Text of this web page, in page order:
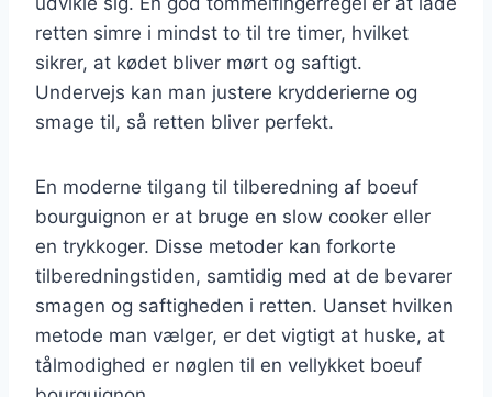
retten simre i mindst to til tre timer, hvilket
sikrer, at kødet bliver mørt og saftigt.
Undervejs kan man justere krydderierne og
smage til, så retten bliver perfekt.
En moderne tilgang til tilberedning af boeuf
bourguignon er at bruge en slow cooker eller
en trykkoger. Disse metoder kan forkorte
tilberedningstiden, samtidig med at de bevarer
smagen og saftigheden i retten. Uanset hvilken
metode man vælger, er det vigtigt at huske, at
tålmodighed er nøglen til en vellykket boeuf